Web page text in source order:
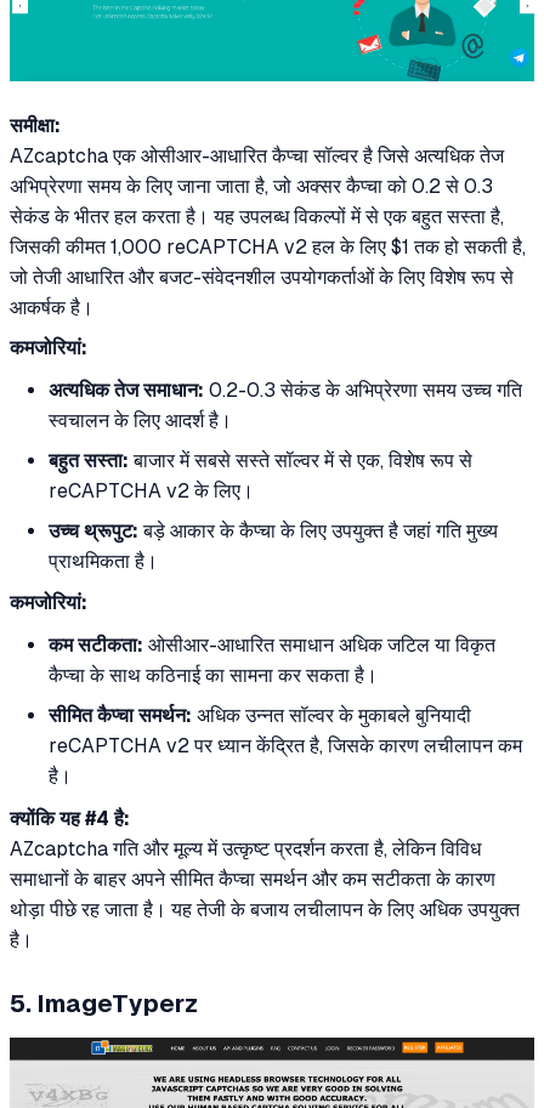
समीक्षा:
AZcaptcha एक ओसीआर-आधारित कैप्चा सॉल्वर है जिसे अत्यधिक तेज
अभिप्रेरणा समय के लिए जाना जाता है, जो अक्सर कैप्चा को 0.2 से 0.3
सेकंड के भीतर हल करता है। यह उपलब्ध विकल्पों में से एक बहुत सस्ता है,
जिसकी कीमत 1,000 reCAPTCHA v2 हल के लिए $1 तक हो सकती है,
जो तेजी आधारित और बजट-संवेदनशील उपयोगकर्ताओं के लिए विशेष रूप से
आकर्षक है।
कमजोरियां:
अत्यधिक तेज समाधान: 0.2-0.3 सेकंड के अभिप्रेरणा समय उच्च गति
स्वचालन के लिए आदर्श है।
बहुत सस्ता: बाजार में सबसे सस्ते सॉल्वर में से एक, विशेष रूप से
reCAPTCHA v2 के लिए।
उच्च थ्रूपुट: बड़े आकार के कैप्चा के लिए उपयुक्त है जहां गति मुख्य
प्राथमिकता है।
कमजोरियां:
कम सटीकता: ओसीआर-आधारित समाधान अधिक जटिल या विकृत
कैप्चा के साथ कठिनाई का सामना कर सकता है।
सीमित कैप्चा समर्थन: अधिक उन्नत सॉल्वर के मुकाबले बुनियादी
reCAPTCHA v2 पर ध्यान केंद्रित है, जिसके कारण लचीलापन कम
है।
क्योंकि यह #4 है:
AZcaptcha गति और मूल्य में उत्कृष्ट प्रदर्शन करता है, लेकिन विविध
समाधानों के बाहर अपने सीमित कैप्चा समर्थन और कम सटीकता के कारण
थोड़ा पीछे रह जाता है। यह तेजी के बजाय लचीलापन के लिए अधिक उपयुक्त
है।
5. ImageTyperz